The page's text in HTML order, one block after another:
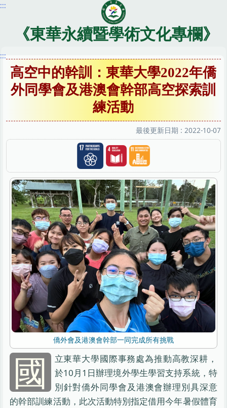
跳
內
區
:::
《東華永續暨學術文化專欄》
:::
高空中的幹訓：東華大學2022年僑
外同學會及港澳會幹部高空探索訓
練活動
最後更新日期 : 2022-10-07
僑外會及港澳會幹部一同完成所有挑戰
國
立東華大學國際事務處為推動高教深耕，
於10月1日辦理境外學生學習支持系統，特
別針對僑外同學會及港澳會辦理別具深意
的幹部訓練活動，此次活動特別指定借用今年暑假體育